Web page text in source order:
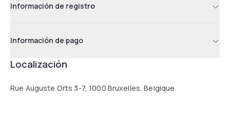
Información de registro
Información de pago
Localización
Rue Auguste Orts 3-7, 1000 Bruxelles, Belgique